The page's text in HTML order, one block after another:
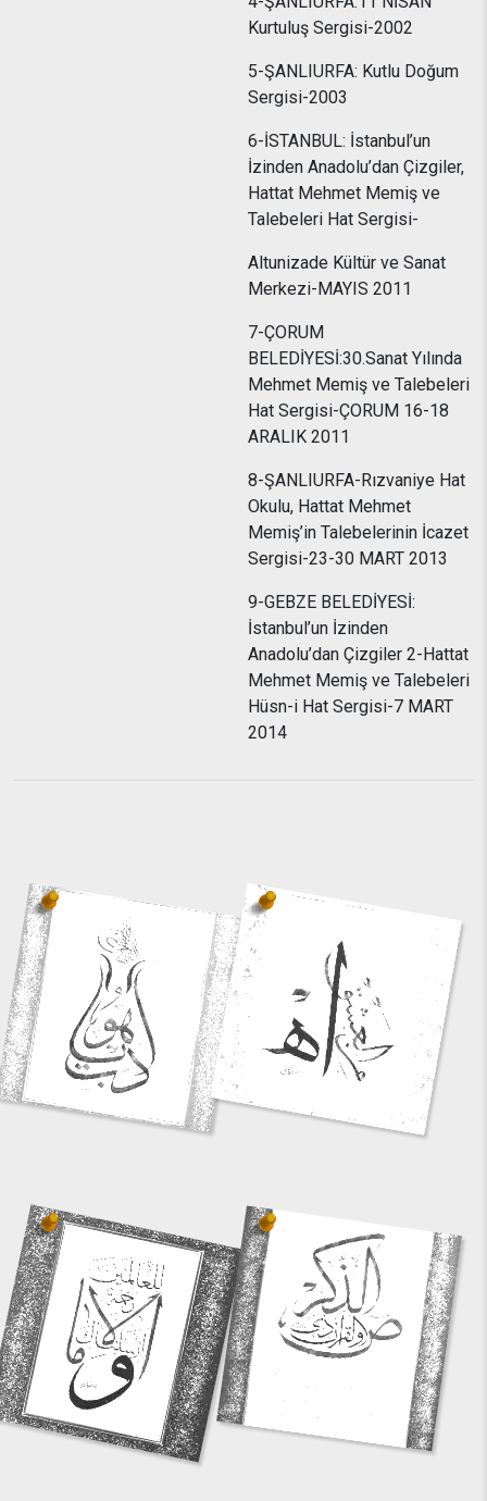
Kurtuluş Sergisi-2002
5-ŞANLIURFA: Kutlu Doğum
Sergisi-2003
6-İSTANBUL: İstanbul’un
İzinden Anadolu’dan Çizgiler,
Hattat Mehmet Memiş ve
Talebeleri Hat Sergisi-
Altunizade Kültür ve Sanat
Merkezi-MAYIS 2011
7-ÇORUM
BELEDİYESİ:30.Sanat Yılında
Mehmet Memiş ve Talebeleri
Hat Sergisi-ÇORUM 16-18
ARALIK 2011
8-ŞANLIURFA-Rızvaniye Hat
Okulu, Hattat Mehmet
Memiş’in Talebelerinin İcazet
Sergisi-23-30 MART 2013
9-GEBZE BELEDİYESİ:
İstanbul’un İzinden
Anadolu’dan Çizgiler 2-Hattat
Mehmet Memiş ve Talebeleri
Hüsn-i Hat Sergisi-7 MART
2014